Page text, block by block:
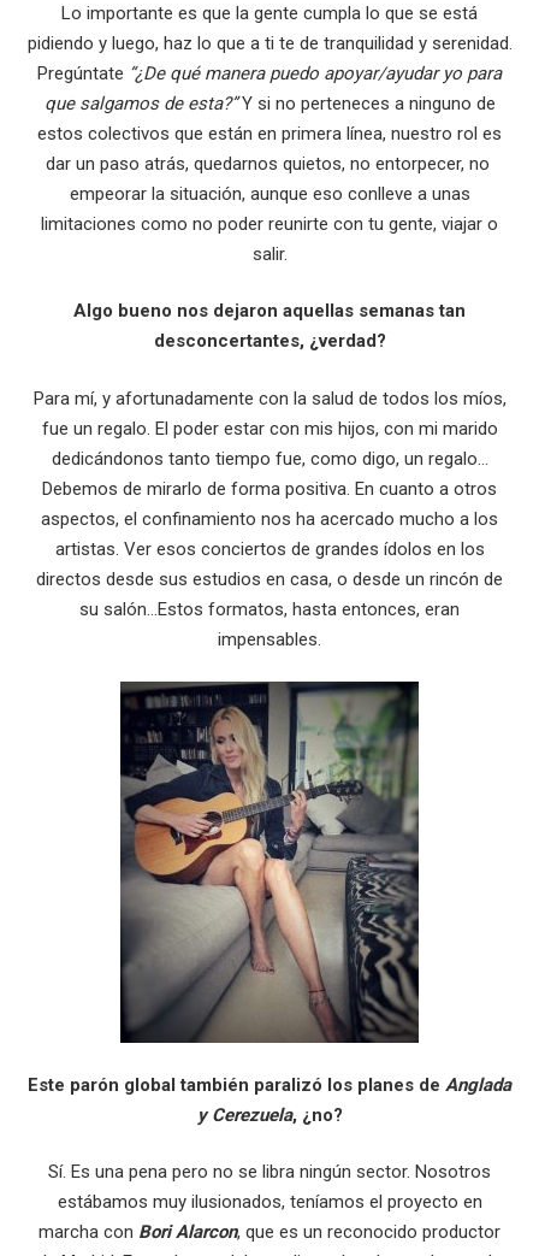
Lo importante es que la gente cumpla lo que se está
pidiendo y luego, haz lo que a ti te de tranquilidad y serenidad.
Pregúntate “¿De qué manera puedo apoyar/ayudar yo para
que salgamos de esta?”Y si no perteneces a ninguno de
estos colectivos que están en primera línea, nuestro rol es
dar un paso atrás, quedarnos quietos, no entorpecer, no
empeorar la situación, aunque eso conlleve a unas
limitaciones como no poder reunirte con tu gente, viajar o
salir.
Algo bueno nos dejaron aquellas semanas tan
desconcertantes, ¿verdad?
Para mí, y afortunadamente con la salud de todos los míos,
fue un regalo. El poder estar con mis hijos, con mi marido
dedicándonos tanto tiempo fue, como digo, un regalo…
Debemos de mirarlo de forma positiva. En cuanto a otros
aspectos, el confinamiento nos ha acercado mucho a los
artistas. Ver esos conciertos de grandes ídolos en los
directos desde sus estudios en casa, o desde un rincón de
su salón…Estos formatos, hasta entonces, eran
impensables.
Este parón global también paralizó los planes de Anglada
y Cerezuela, ¿no?
Sí. Es una pena pero no se libra ningún sector. Nosotros
estábamos muy ilusionados, teníamos el proyecto en
marcha con Bori Alarcon, que es un reconocido productor